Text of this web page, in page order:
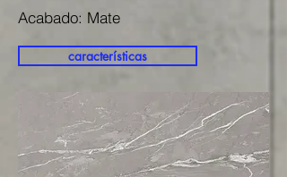
Acabado: Mate
características